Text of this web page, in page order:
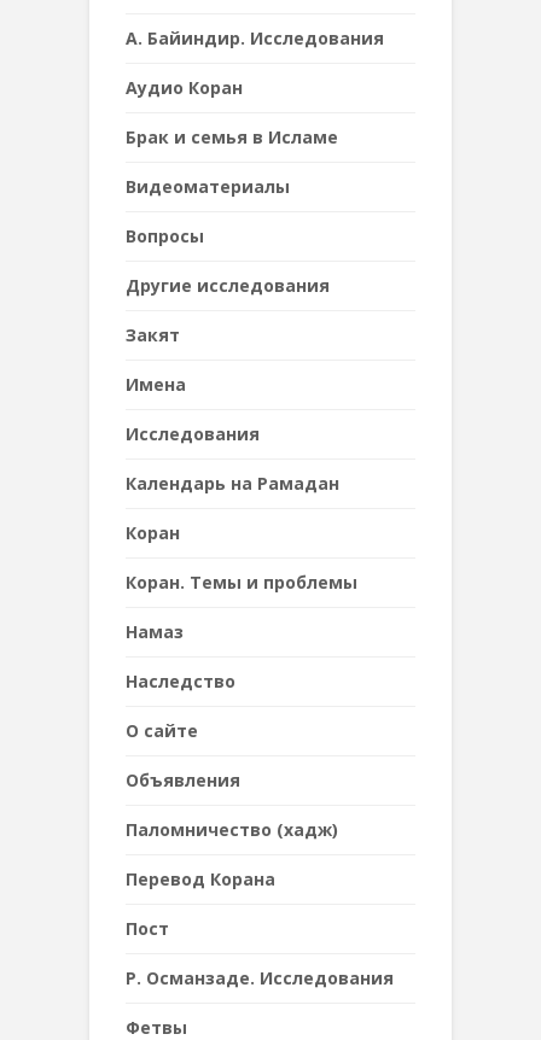
А. Байиндир. Исследования
Аудио Коран
Брак и семья в Исламе
Видеоматериалы
Вопросы
Другие исследования
Закят
Имена
Исследования
Календарь на Рамадан
Коран
Коран. Темы и проблемы
Намаз
Наследствo
О сайте
Объявления
Паломничество (хадж)
Перевод Корана
Пост
Р. Османзаде. Исследования
Фетвы